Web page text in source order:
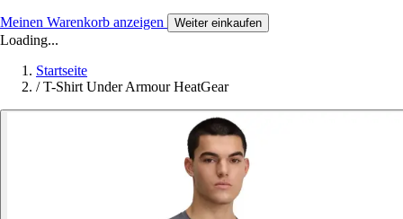
Meinen Warenkorb anzeigen Weiter einkaufen
Loading...
Startseite
/ T-Shirt Under Armour HeatGear